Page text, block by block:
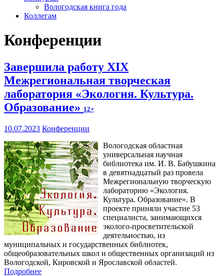
Вологодская книга года
Коллегам
Конференции
Завершила работу XIX
Межрегиональная творческая
лаборатория «Экология. Культура.
Образование» 12+
10.07.2023 Конференции
Вологодская областная
универсальная научная
библиотека им. И. В. Бабушкина
в девятнадцатый раз провела
Межрегиональную творческую
лабораторию «Экология.
Культура. Образование». В
проекте приняли участие 53
специалиста, занимающихся
эколого-просветительской
деятельностью, из
муниципальных и государственных библиотек,
общеобразовательных школ и общественных организаций из
Вологодской, Кировской и Ярославской областей.
Подробнее